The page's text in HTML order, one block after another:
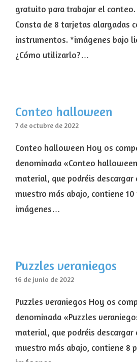
gratuito para trabajar el conteo.
Consta de 8 tarjetas alargadas
instrumentos. *imágenes bajo
¿Cómo utilizarlo?…
Conteo halloween
7 de octubre de 2022
Conteo halloween Hoy os
denominada «Conteo
material, que podréis descargar
muestro más abajo, contiene
imágenes…
Puzzles veraniegos
16 de junio de 2022
Puzzles veraniegos Hoy os
denominada «Puzzles
material, que podréis descargar
muestro más abajo, contiene 8